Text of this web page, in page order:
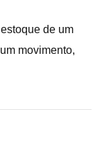
de um
movimento,